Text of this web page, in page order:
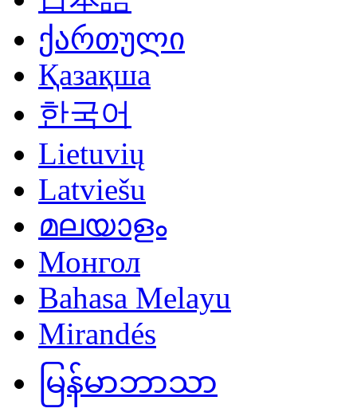
ქართული
Қазақша
한국어
Lietuvių
Latviešu
മലയാളം
Монгол
Bahasa Melayu
Mirandés
မြန်မာဘာသာ